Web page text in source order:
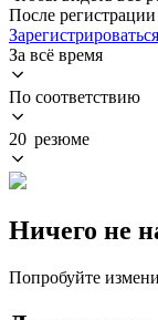
После
Зарегистрироваться
За всё время
По соответствию
20 резюме
Ничего не
Попробуйте